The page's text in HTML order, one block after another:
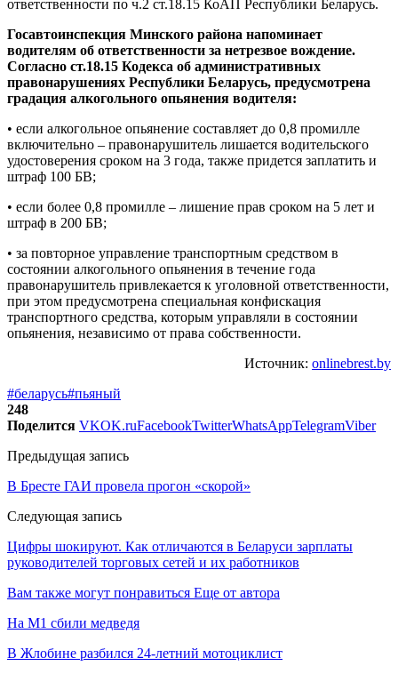
ответственности по ч.2 ст.18.15 КоАП Республики Беларусь.
Госавтоинспекция Минского района напоминает
водителям об ответственности за нетрезвое вождение.
Согласно ст.18.15 Кодекса об административных
правонарушениях Республики Беларусь, предусмотрена
градация алкогольного опьянения водителя:
• если алкогольное опьянение составляет до 0,8 промилле
включительно – правонарушитель лишается водительского
удостоверения сроком на 3 года, также придется заплатить и
штраф 100 БВ;
• если более 0,8 промилле – лишение прав сроком на 5 лет и
штраф в 200 БВ;
• за повторное управление транспортным средством в
состоянии алкогольного опьянения в течение года
правонарушитель привлекается к уголовной ответственности,
при этом предусмотрена специальная конфискация
транспортного средства, которым управляли в состоянии
опьянения, независимо от права собственности.
Источник: onlinebrest.by
#беларусь#пьяный
248
Поделится VKOK.ruFacebookTwitterWhatsAppTelegramViber
Предыдущая запись
В Бресте ГАИ провела прогон «скорой»
Следующая запись
Цифры шокируют. Как отличаются в Беларуси зарплаты
руководителей торговых сетей и их работников
Вам также могут понравиться Еще от автора
На М1 сбили медведя
В Жлобине разбился 24-летний мотоциклист